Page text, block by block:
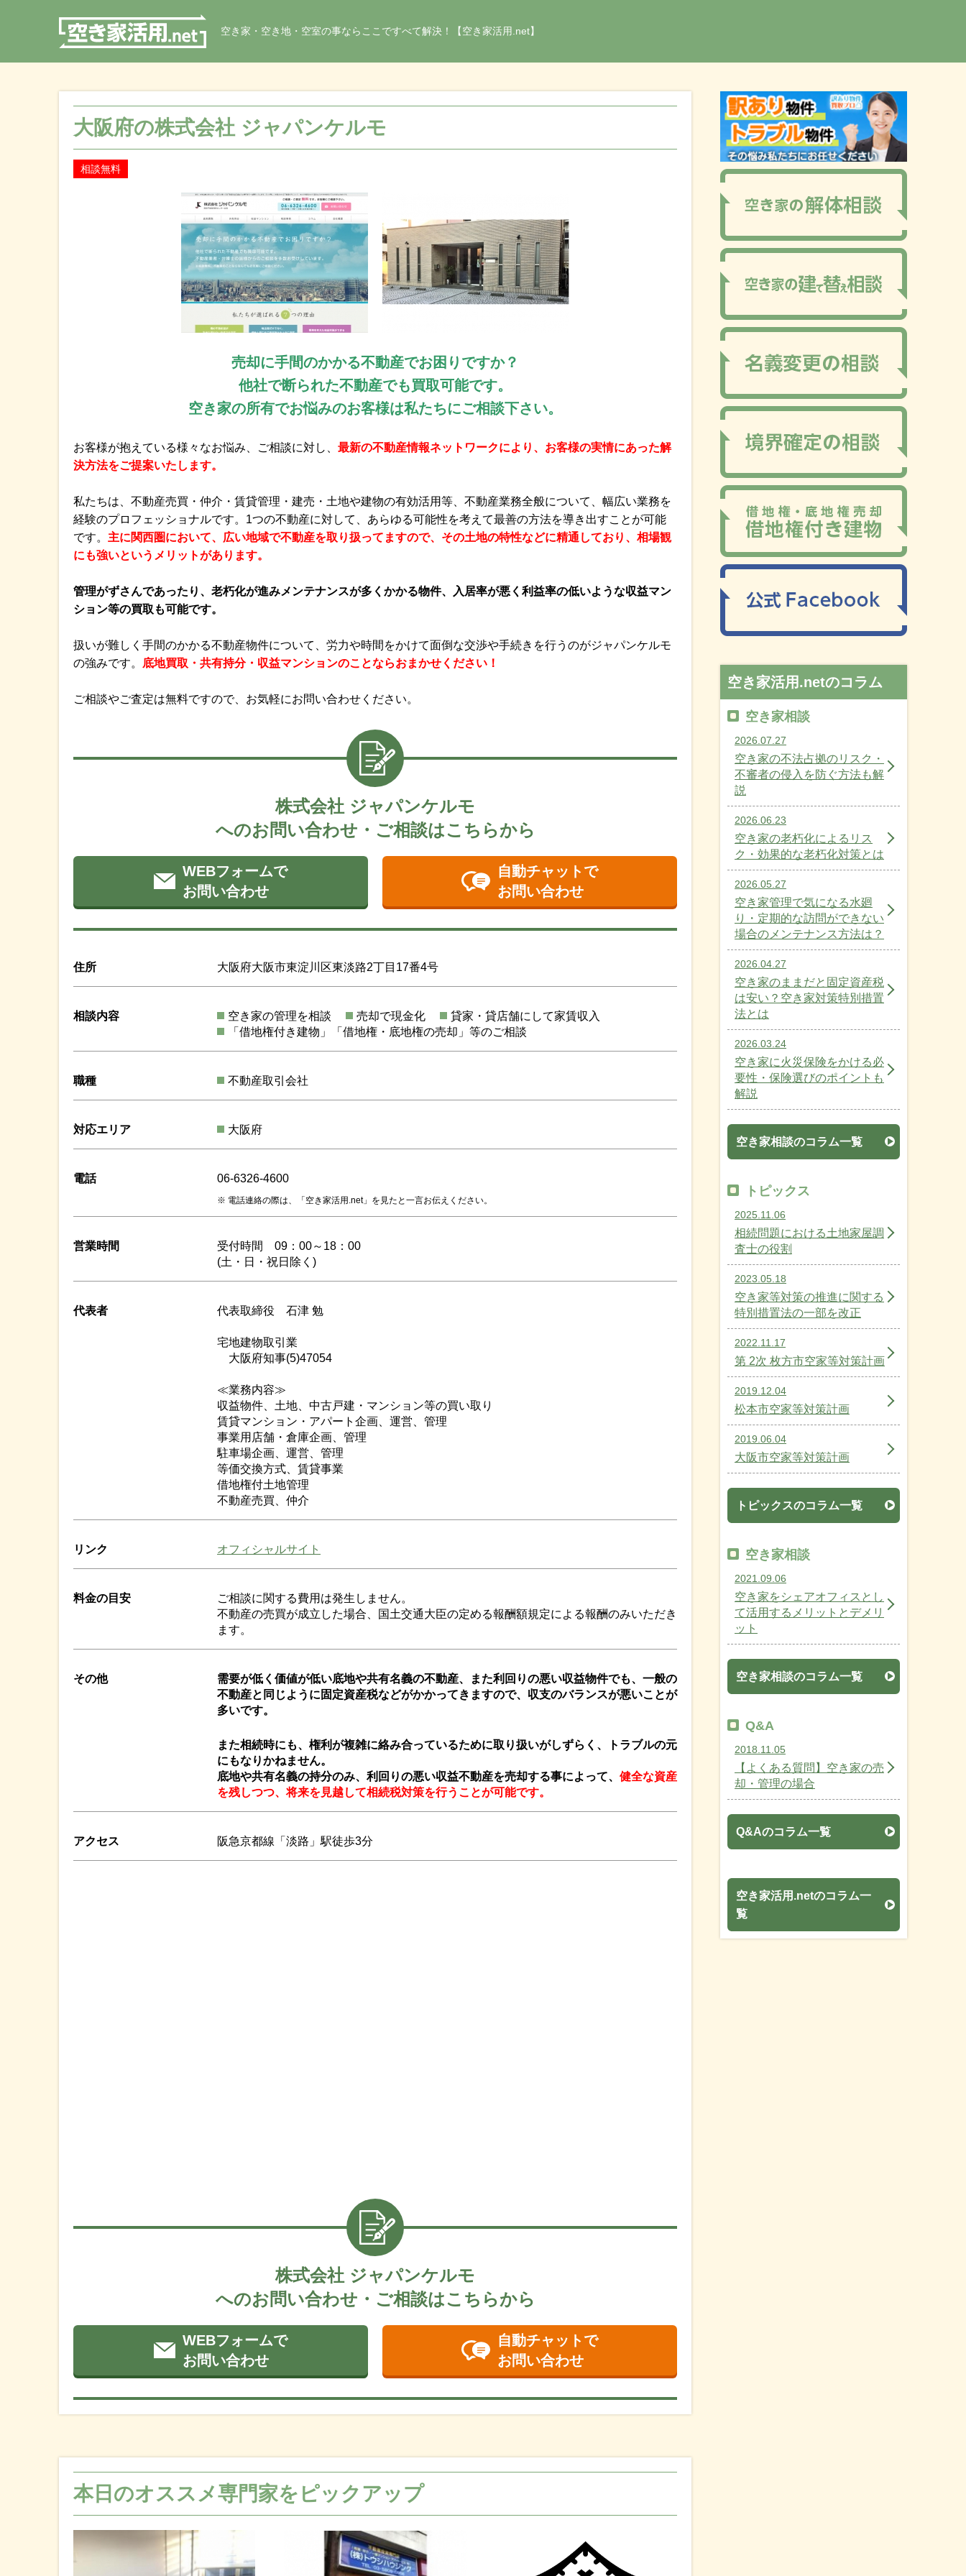
空き家・空き地・空室の事ならここですべて解決！【空き家活用.net】
大阪府の株式会社 ジャパンケルモ
相談無料
売却に手間のかかる不動産でお困りですか？
他社で断られた不動産でも買取可能です。
空き家の所有でお悩みのお客様は私たちにご相談下さい。
お客様が抱えている様々なお悩み、ご相談に対し、 最新の不動産情報ネットワークにより、お客様の実情にあった解
決方法をご提案いたします。
私たちは、不動産売買・仲介・賃貸管理・建売・土地や建物の有効活用等、不動産業務全般について、幅広い業務を
経験のプロフェッショナルです。1つの不動産に対して、あらゆる可能性を考えて最善の方法を導き出すことが可能
です。 主に関西圏において、広い地域で不動産を取り扱ってますので、その土地の特性などに精通しており、相場観
にも強いというメリットがあります。
管理がずさんであったり、老朽化が進みメンテナンスが多くかかる物件、入居率が悪く利益率の低いような収益マン
ション等の買取も可能です。
扱いが難しく手間のかかる不動産物件について、労力や時間をかけて面倒な交渉や手続きを行うのがジャパンケルモ
の強みです。 底地買取・共有持分・収益マンションのことならおまかせください！
ご相談やご査定は無料ですので、お気軽にお問い合わせください。
株式会社 ジャパンケルモ
へのお問い合わせ・ご相談はこちらから
WEBフォームで
お問い合わせ
自動チャットで
お問い合わせ
住所 大阪府大阪市東淀川区東淡路2丁目17番4号
相談内容 空き家の管理を相談 売却で現金化
貸家・貸店舗にして家賃収入
「借地権付き建物」「借地権・底地権の売却」等のご相談
職種 不動産取引会社
対応エリア 大阪府
電話 06-6326-4600
電話連絡の際は、「空き家活用.net」を見たと一言お伝えください。
営業時間
受付時間 09：00～18：00
(土・日・祝日除く)
代表者 代表取締役 石津 勉
宅地建物取引業
大阪府知事(5)47054
≪業務内容≫
収益物件、土地、中古戸建・マンション等の買い取り
賃貸マンション・アパート企画、運営、管理
事業用店舗・倉庫企画、管理
駐車場企画、運営、管理
等価交換方式、賃貸事業
借地権付土地管理
不動産売買、仲介
リンク オフィシャルサイト
料金の目安
ご相談に関する費用は発生しません。
不動産の売買が成立した場合、国土交通大臣の定める報酬額規定による報酬のみいただき
ます。
その他
需要が低く価値が低い底地や共有名義の不動産、また利回りの悪い収益物件でも、一般の
不動産と同じように固定資産税などがかかってきますので、収支のバランスが悪いことが
多いです。
また相続時にも、権利が複雑に絡み合っているために取り扱いがしずらく、トラブルの元
にもなりかねません。
底地や共有名義の持分のみ、利回りの悪い収益不動産を売却する事によって、 健全な資産
を残しつつ、将来を見越して相続税対策を行うことが可能です。
アクセス 阪急京都線「淡路」駅徒歩3分
株式会社 ジャパンケルモ
へのお問い合わせ・ご相談はこちらから
WEBフォームで
お問い合わせ
自動チャットで
お問い合わせ
本日のオススメ専門家をピックアップ
空き家活用.netのコラム
空き家相談
2026.07.27
空き家の不法占拠のリスク・
不審者の侵入を防ぐ方法も解
説
2026.06.23
空き家の老朽化によるリス
ク・効果的な老朽化対策とは
2026.05.27
空き家管理で気になる水廻
り・定期的な訪問ができない
場合のメンテナンス方法は？
2026.04.27
空き家のままだと固定資産税
は安い？空き家対策特別措置
法とは
2026.03.24
空き家に火災保険をかける必
要性・保険選びのポイントも
解説
空き家相談のコラム一覧
トピックス
2025.11.06
相続問題における土地家屋調
査士の役割
2023.05.18
空き家等対策の推進に関する
特別措置法の一部を改正
2022.11.17
第 2次 枚方市空家等対策計画
2019.12.04
松本市空家等対策計画
2019.06.04
大阪市空家等対策計画
トピックスのコラム一覧
空き家相談
2021.09.06
空き家をシェアオフィスとし
て活用するメリットとデメリ
ット
空き家相談のコラム一覧
Q&A
2018.11.05
【よくある質問】空き家の売
却・管理の場合
Q&Aのコラム一覧
空き家活用.netのコラム一
覧